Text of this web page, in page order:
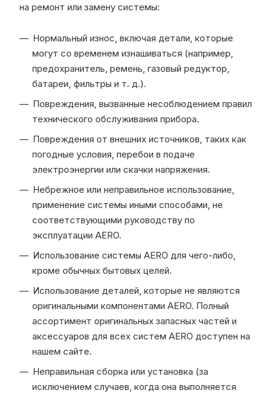
на ремонт или замену системы:
Нормальный износ, включая детали, которые
могут со временем изнашиваться (например,
предохранитель, ремень, газовый редуктор,
батареи, фильтры и т. д.).
Повреждения, вызванные несоблюдением правил
технического обслуживания прибора.
Повреждения от внешних источников, таких как
погодные условия, перебои в подаче
электроэнергии или скачки напряжения.
Небрежное или неправильное использование,
применение системы иными способами, не
соответствующими руководству по
эксплуатации AERO.
Использование системы AERO для чего-либо,
кроме обычных бытовых целей.
Использование деталей, которые не являются
оригинальными компонентами AERO. Полный
ассортимент оригинальных запасных частей и
аксессуаров для всех систем AERO доступен на
нашем сайте.
Неправильная сборка или установка (за
исключением случаев, когда она выполняется